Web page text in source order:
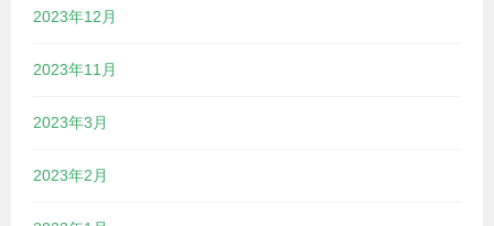
2023年12月
2023年11月
2023年3月
2023年2月